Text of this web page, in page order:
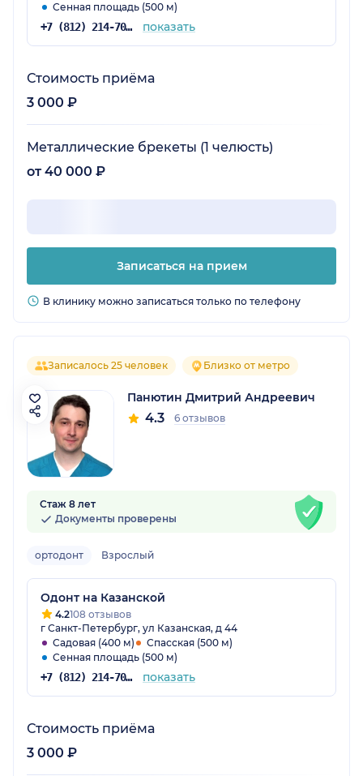
Сенная площадь (500 м)
+7 (812) 214-70-82 показать
Стоимость приёма
3 000 ₽
Металлические брекеты (1 челюсть)
от 40 000 ₽
Записаться на прием
В клинику можно записаться только по телефону
Записалось 25 человек Близко от метро
Панютин Дмитрий Андреевич
4.3 6 отзывов
Стаж 8 лет
Документы проверены
ортодонт Взрослый
Одонт на Казанской
4.2108 отзывов
г Санкт-Петербург, ул Казанская, д 44
Садовая (400 м)
Спасская (500 м)
Сенная площадь (500 м)
+7 (812) 214-70-82 показать
Стоимость приёма
3 000 ₽